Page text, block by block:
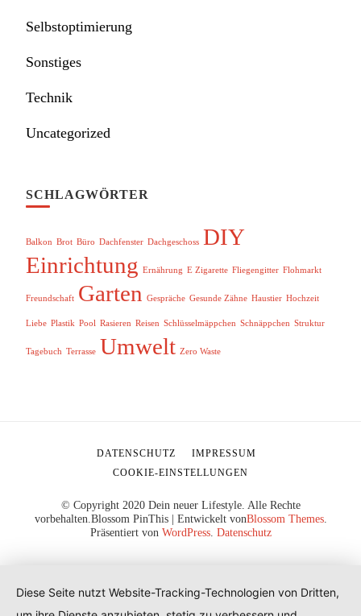
Selbstoptimierung
Sonstiges
Technik
Uncategorized
SCHLAGWÖRTER
Balkon Brot Büro Dachfenster Dachgeschoss DIY
Einrichtung Ernährung E Zigarette Fliegengitter Flohmarkt
Freundschaft Garten Gespräche Gesunde Zähne Haustier Hochzeit
Liebe Plastik Pool Rasieren Reisen Schlüsselmäppchen Schnäppchen Struktur
Tagebuch Terrasse Umwelt Zero Waste
© Copyright 2020 Dein neuer Lifestyle. Alle Rechte
vorbehalten.Blossom PinThis | Entwickelt vonBlossom Themes.
Präsentiert von WordPress. Datenschutz
DATENSCHUTZ
IMPRESSUM
COOKIE-EINSTELLUNGEN
Diese Seite nutzt Website-Tracking-Technologien von Dritten,